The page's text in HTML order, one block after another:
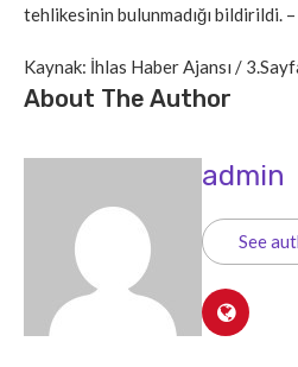
tehlikesinin bulunmadığı bildirildi.
Kaynak: İhlas Haber Ajansı /
About The Author
admin
See